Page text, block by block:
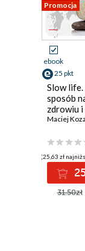
Promocja
ebook
25 pkt
Slow life.
sposób
zdrowiu i
Maciej
(25,63 zł
31.50zł